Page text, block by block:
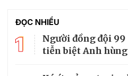
ĐỌC NHIỀU
1
Người đồng đội
tiễn biệt Anh hùng